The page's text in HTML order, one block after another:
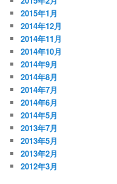
2015年1月
2014年12月
2014年11月
2014年10月
2014年9月
2014年8月
2014年7月
2014年6月
2014年5月
2013年7月
2013年5月
2013年2月
2012年3月